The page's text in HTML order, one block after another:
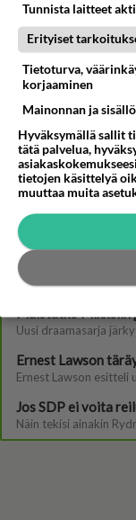
Maajussille
optimistisena
"Se voisi tapahtua
kuin ohjelmassa"
Tunnista laitteet
Erityiset
Tietoturva,
korjaaminen
Mainonnan ja
Hyväksymällä sallit
tätä palvelua,
tietojen käsittelyä
muuttaa muita